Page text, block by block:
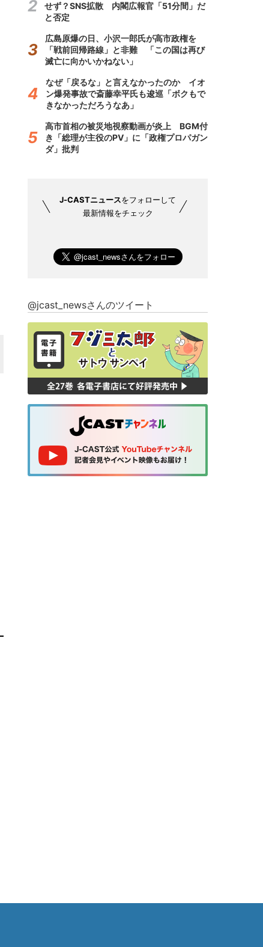
せず？SNS拡散 内閣広報官「51分間」だ
と否定
広島原爆の日、小沢一郎氏が高市政権を
「戦前回帰路線」と非難 「この国は再び
滅亡に向かいかねない」
なぜ「戻るな」と言えなかったのか イオ
ン爆発事故で斎藤幸平氏も逡巡「ボクもで
きなかっただろうなあ」
高市首相の被災地視察動画が炎上 BGM付
き「総理が主役のPV」に「政権プロパガン
ダ」批判
J-CASTニュースをフォローして
最新情報をチェック
@jcast_newsさんのツイート